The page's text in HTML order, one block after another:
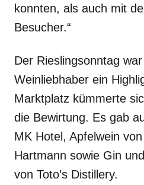
konnten, als auch mit
Besucher.“
Der Rieslingsonntag
Weinliebhaber ein
Marktplatz kümmerte
die Bewirtung. Es gab
MK Hotel, Apfelwein
Hartmann sowie Gin
von Toto’s Distillery.